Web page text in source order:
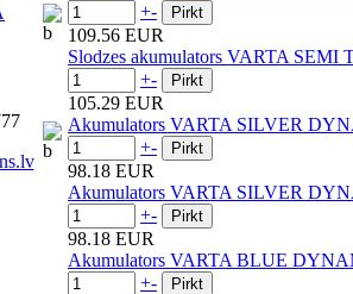
+-
109.56 EUR
Slodzes akumulators VARTA
+-
105.29 EUR
Akumulators VARTA SILVER
+-
98.18 EUR
Akumulators VARTA SILVER
+-
98.18 EUR
Akumulators VARTA BLUE
+-